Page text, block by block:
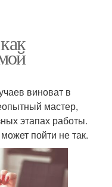
виноват в
мастер,
этапах работы.
пойти не так.